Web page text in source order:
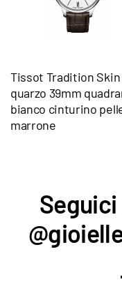
Tissot Tradition Skin
quarzo 39mm
bianco cinturino
marrone